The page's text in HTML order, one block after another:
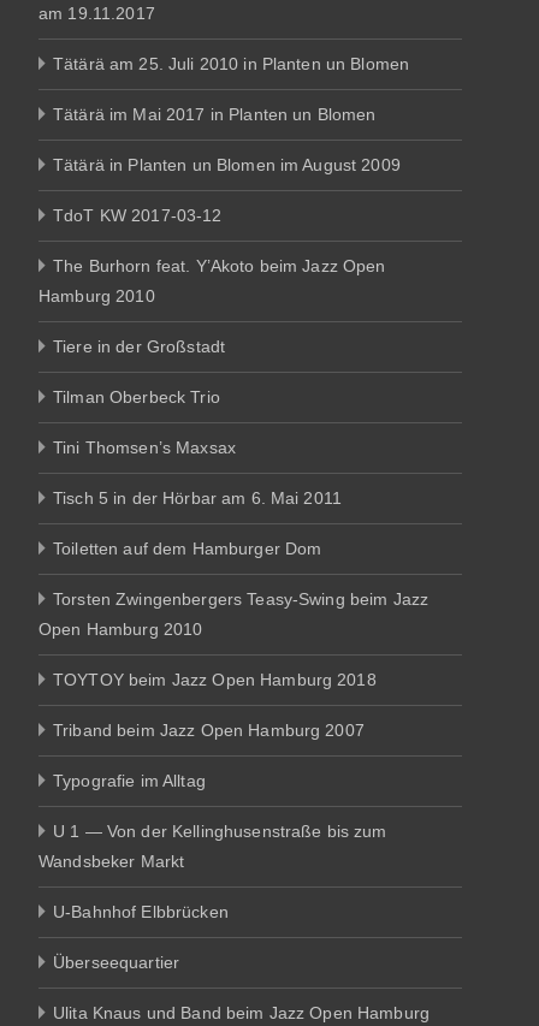
am 19.11.2017
Tätärä am 25. Juli 2010 in Planten un Blomen
Tätärä im Mai 2017 in Planten un Blomen
Tätärä in Planten un Blomen im August 2009
TdoT KW 2017-03-12
The Burhorn feat. Y’Akoto beim Jazz Open
Hamburg 2010
Tiere in der Großstadt
Tilman Oberbeck Trio
Tini Thomsen’s Maxsax
Tisch 5 in der Hörbar am 6. Mai 2011
Toiletten auf dem Hamburger Dom
Torsten Zwingenbergers Teasy-Swing beim Jazz
Open Hamburg 2010
TOYTOY beim Jazz Open Hamburg 2018
Triband beim Jazz Open Hamburg 2007
Typografie im Alltag
U 1 — Von der Kellinghusenstraße bis zum
Wandsbeker Markt
U-Bahnhof Elbbrücken
Überseequartier
Ulita Knaus und Band beim Jazz Open Hamburg